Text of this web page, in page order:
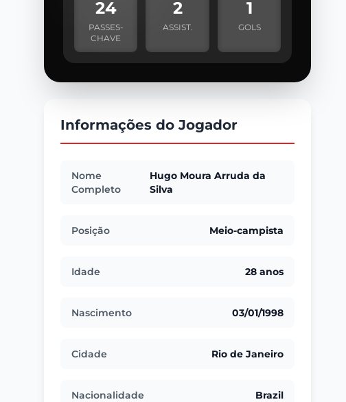
24
PASSES-
CHAVE
2
ASSIST.
1
GOLS
Informações do Jogador
Nome
Completo
Hugo Moura Arruda da
Silva
Posição Meio-campista
Idade 28 anos
Nascimento 03/01/1998
Cidade Rio de Janeiro
Nacionalidade Brazil